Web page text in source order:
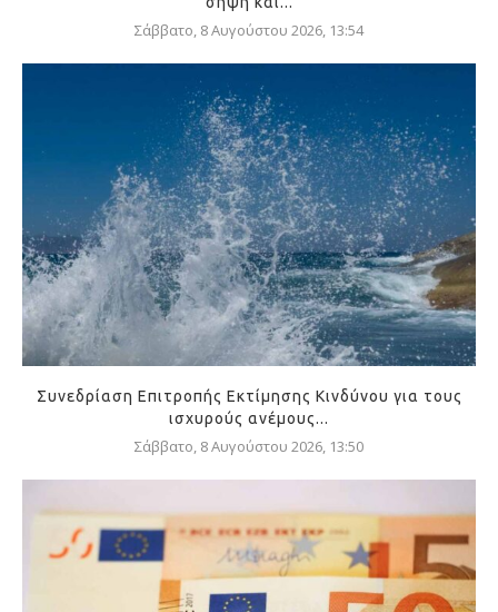
Σάββατο, 8 Αυγούστου 2026, 13:54
Συνεδρίαση Επιτροπής Εκτίμησης Κινδύνου για τους
ισχυρούς ανέμους...
Σάββατο, 8 Αυγούστου 2026, 13:50